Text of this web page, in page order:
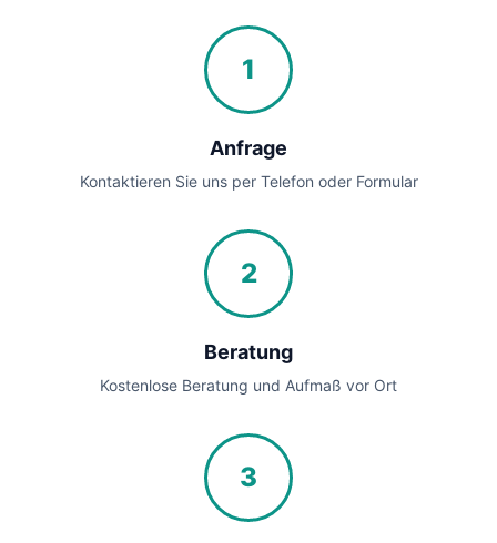
1
Anfrage
Kontaktieren Sie uns per Telefon oder Formular
2
Beratung
Kostenlose Beratung und Aufmaß vor Ort
3